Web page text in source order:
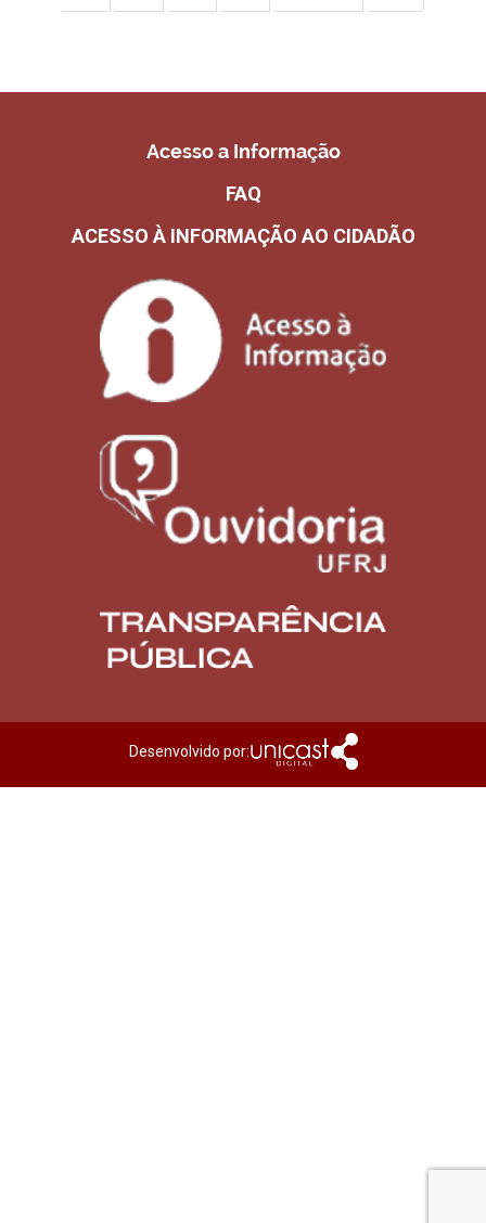
Acesso a Informação
FAQ
ACESSO À INFORMAÇÃO AO CIDADÃO
Desenvolvido por: